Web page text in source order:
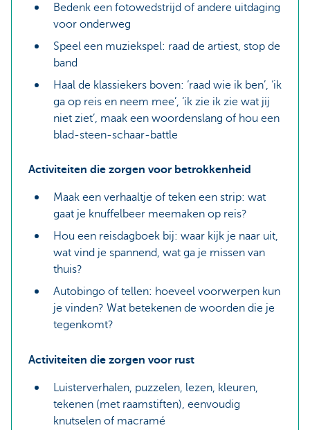
Bedenk een fotowedstrijd of andere uitdaging
voor onderweg
Speel een muziekspel: raad de artiest, stop de
band
Haal de klassiekers boven: ‘raad wie ik ben’, ‘ik
ga op reis en neem mee’, ‘ik zie ik zie wat jij
niet ziet’, maak een woordenslang of hou een
blad-steen-schaar-battle
Activiteiten die zorgen voor betrokkenheid
Maak een verhaaltje of teken een strip: wat
gaat je knuffelbeer meemaken op reis?
Hou een reisdagboek bij: waar kijk je naar uit,
wat vind je spannend, wat ga je missen van
thuis?
Autobingo of tellen: hoeveel voorwerpen kun
je vinden? Wat betekenen de woorden die je
tegenkomt?
Activiteiten die zorgen voor rust
Luisterverhalen, puzzelen, lezen, kleuren,
tekenen (met raamstiften), eenvoudig
knutselen of macramé